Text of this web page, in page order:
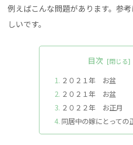
例えばこんな問題があります。参
しいです。
目次
２０２１年 お盆
２０２１年 お盆
２０２２年 お正月
同居中の嫁にとっての